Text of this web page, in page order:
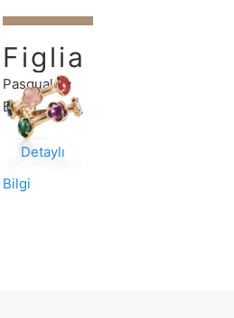
Figlia
Dei
Fiori
Yüzük
Pasquale
Bruni
Detaylı
Bilgi